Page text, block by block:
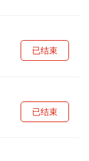
已结束
已结束